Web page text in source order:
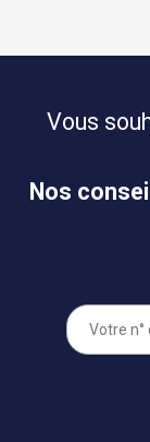
Vous
Nos